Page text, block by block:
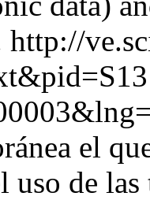
http://
el
uso de